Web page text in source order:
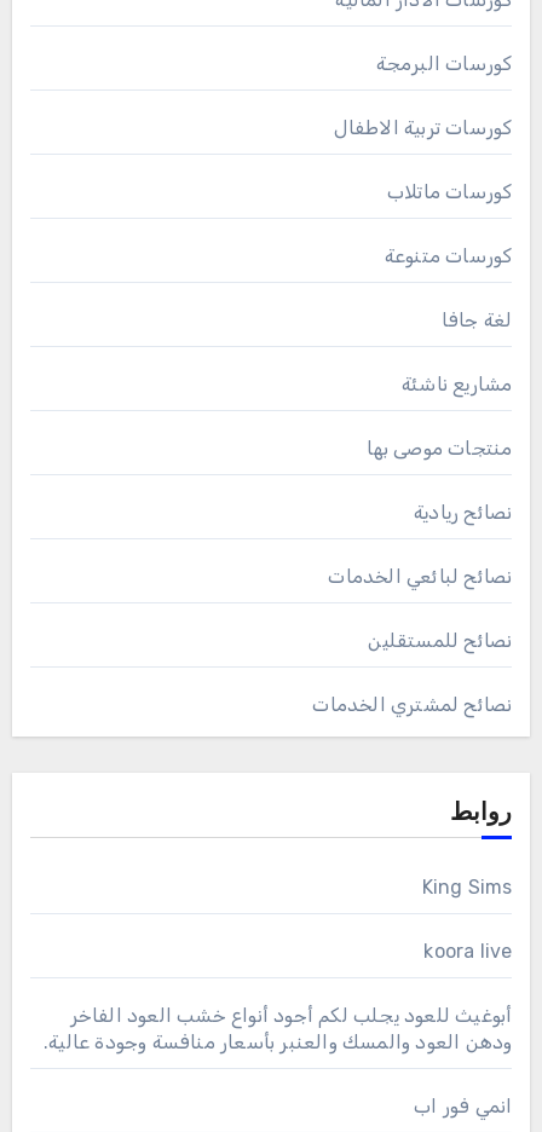
كورسات البرمجة
كورسات تربية الاطفال
كورسات ماتلاب
كورسات متنوعة
لغة جافا
مشاريع ناشئة
منتجات موصى بها
نصائح ريادية
نصائح لبائعي الخدمات
نصائح للمستقلين
نصائح لمشتري الخدمات
روابط
King Sims
koora live
أبوغيث للعود يجلب لكم أجود أنواع خشب العود الفاخر
ودهن العود والمسك والعنبر بأسعار منافسة وجودة عالية.
انمي فور اب